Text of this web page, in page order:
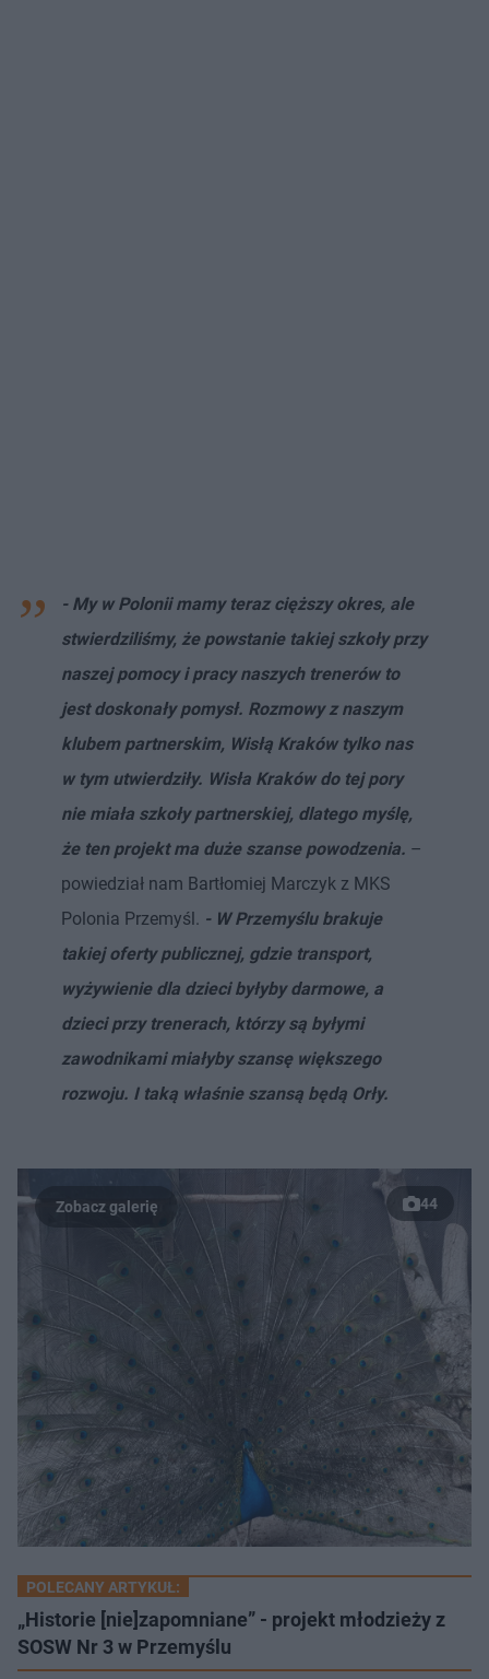
- My w Polonii mamy teraz cięższy okres, ale
stwierdziliśmy, że powstanie takiej szkoły przy
naszej pomocy i pracy naszych trenerów to
jest doskonały pomysł. Rozmowy z naszym
klubem partnerskim, Wisłą Kraków tylko nas
w tym utwierdziły. Wisła Kraków do tej pory
nie miała szkoły partnerskiej, dlatego myślę,
że ten projekt ma duże szanse powodzenia. –
powiedział nam Bartłomiej Marczyk z MKS
Polonia Przemyśl. - W Przemyślu brakuje
takiej oferty publicznej, gdzie transport,
wyżywienie dla dzieci byłyby darmowe, a
dzieci przy trenerach, którzy są byłymi
zawodnikami miałyby szansę większego
rozwoju. I taką właśnie szansą będą Orły.
44
POLECANY ARTYKUŁ:
„Historie [nie]zapomniane” - projekt młodzieży z
SOSW Nr 3 w Przemyślu